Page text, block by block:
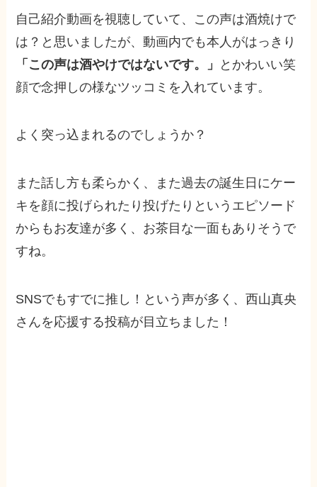
自己紹介動画を視聴していて、この声は酒焼けで
は？と思いましたが、動画内でも本人がはっきり
「この声は酒やけではないです。」
とかわいい笑
顔で念押しの様なツッコミを入れています。
よく突っ込まれるのでしょうか？
また話し方も柔らかく、また過去の誕生日にケー
キを顔に投げられたり投げたりというエピソード
からもお友達が多く、お茶目な一面もありそうで
すね。
SNSでもすでに推し！という声が多く、西山真央
さんを応援する投稿が目立ちました！